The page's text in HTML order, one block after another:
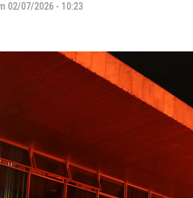
02/07/2026 - 10:23